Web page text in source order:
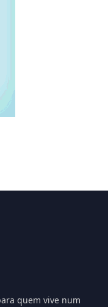
quem vive num